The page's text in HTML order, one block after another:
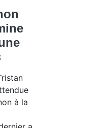
à la